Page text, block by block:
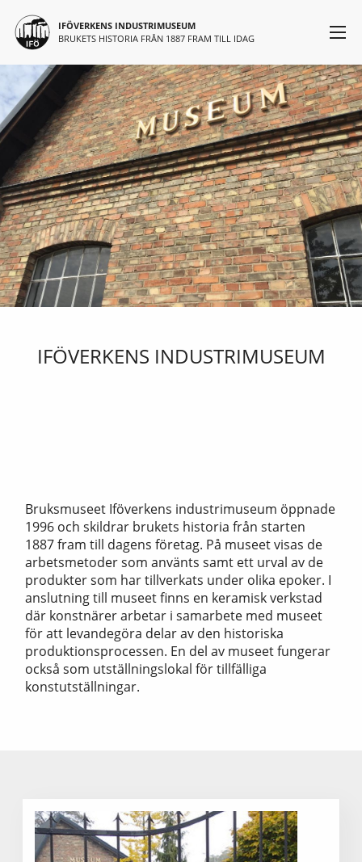
Huvudmeny
IFÖVERKENS INDUSTRIMUSEUM
BRUKETS HISTORIA FRÅN 1887 FRAM TILL IDAG
IFÖVERKENS INDUSTRIMUSEUM
Bruksmuseet Iföverkens industrimuseum öppnade
1996 och skildrar brukets historia från starten
1887 fram till dagens företag. På museet visas de
arbetsmetoder som använts samt ett urval av de
produkter som har tillverkats under olika epoker. I
anslutning till museet finns en keramisk verkstad
där konstnärer arbetar i samarbete med museet
för att levandegöra delar av den historiska
produktionsprocessen. En del av museet fungerar
också som utställningslokal för tillfälliga
konstutställningar.